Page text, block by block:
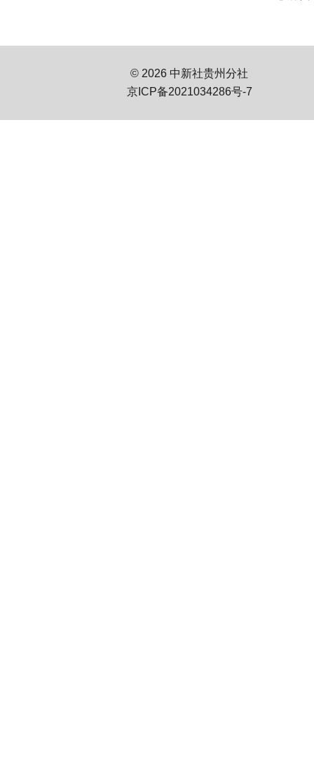
© 2026 中新社贵州分社
京ICP备2021034286号-7